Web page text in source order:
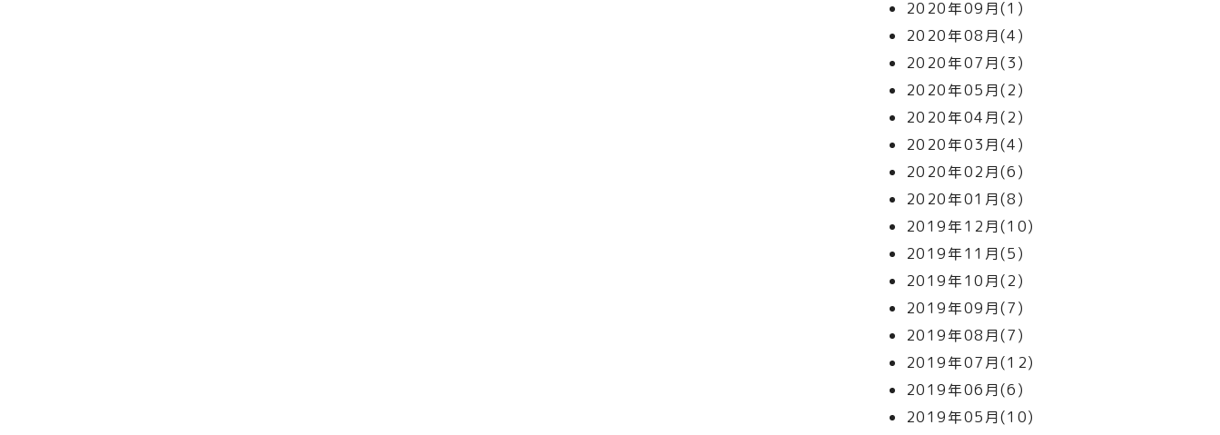
2020年09月(1)
2020年08月(4)
2020年07月(3)
2020年05月(2)
2020年04月(2)
2020年03月(4)
2020年02月(6)
2020年01月(8)
2019年12月(10)
2019年11月(5)
2019年10月(2)
2019年09月(7)
2019年08月(7)
2019年07月(12)
2019年06月(6)
2019年05月(10)